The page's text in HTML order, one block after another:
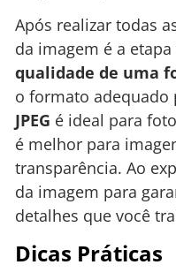
Após realizar todas
da imagem é a
qualidade de uma
o formato adequado
JPEG é ideal para
é melhor para
transparência. Ao
da imagem para
detalhes que você
Dicas Práticas